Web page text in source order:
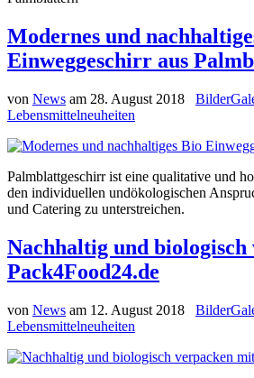
Modernes und
Einweggeschirr aus
von News am 28. August 2018
Lebensmittelneuheiten
Palmblattgeschirr ist eine qualitative und
den individuellen undökologischen
und Catering zu unterstreichen.
Nachhaltig und
Pack4Food24.de
von News am 12. August 2018
Lebensmittelneuheiten